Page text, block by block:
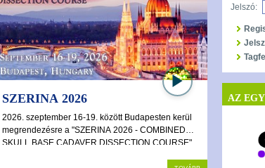
SZERINA 2026
2026. szeptember 16-19. között Budapesten kerül
megrendezésre a "SZERINA 2026 - COMBINED
SKULL BASE CADAVER DISSECTION COURSE".
Dr.
A 2025.
Miklós
anyagát
Jelszó:
AZ